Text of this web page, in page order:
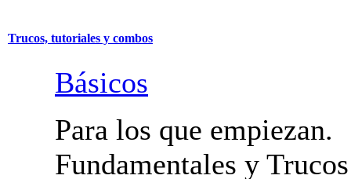
Trucos, tutoriales y combos
Básicos
Para los que empiezan.